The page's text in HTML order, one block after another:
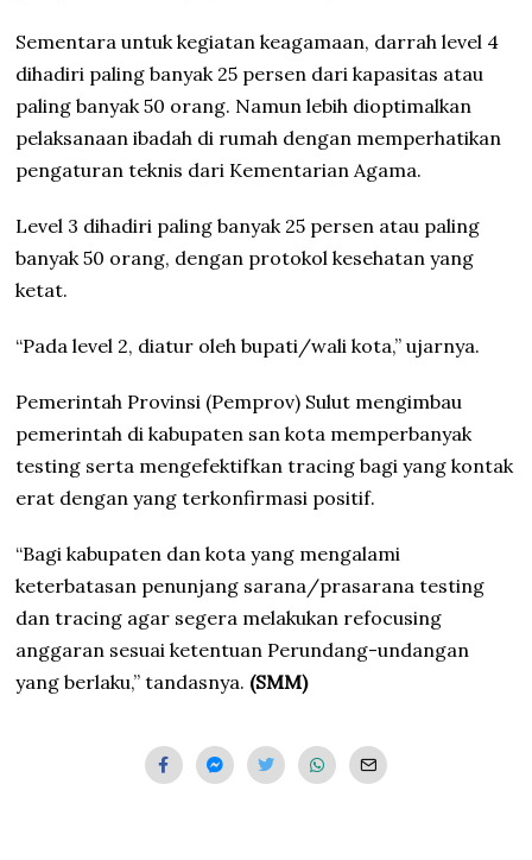
Sementara untuk kegiatan keagamaan, darrah level 4
dihadiri paling banyak 25 persen dari kapasitas atau
paling banyak 50 orang. Namun lebih dioptimalkan
pelaksanaan ibadah di rumah dengan memperhatikan
pengaturan teknis dari Kementarian Agama.
Level 3 dihadiri paling banyak 25 persen atau paling
banyak 50 orang, dengan protokol kesehatan yang
ketat.
“Pada level 2, diatur oleh bupati/wali kota,” ujarnya.
Pemerintah Provinsi (Pemprov) Sulut mengimbau
pemerintah di kabupaten san kota memperbanyak
testing serta mengefektifkan tracing bagi yang kontak
erat dengan yang terkonfirmasi positif.
“Bagi kabupaten dan kota yang mengalami
keterbatasan penunjang sarana/prasarana testing
dan tracing agar segera melakukan refocusing
anggaran sesuai ketentuan Perundang-undangan
yang berlaku,” tandasnya. (SMM)